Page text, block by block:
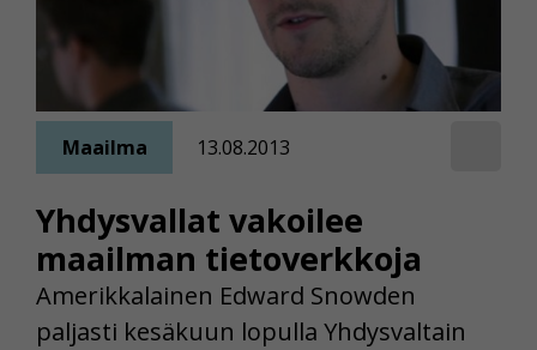
Yhdysvallat vakoilee
maailman tietoverkkoja
Maailma 13.08.2013
Amerikkalainen Edward Snowden
paljasti kesäkuun lopulla Yhdysvaltain